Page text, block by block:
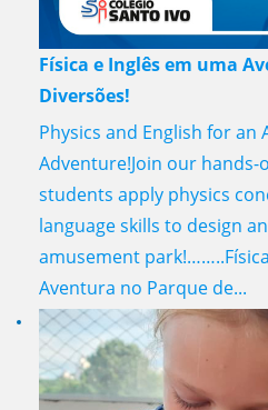
Física e Inglês em uma
Diversões!
Physics and English for an
Adventure!Join our
students apply physics
language skills to design
amusement
Aventura no Parque de...